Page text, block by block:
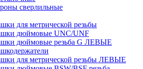
сверлильные
для метрической резьбы
дюймовые UNC/UNF
дюймовые резьба G ЛЕВЫЕ
для метрической резьбы ЛЕВЫЕ